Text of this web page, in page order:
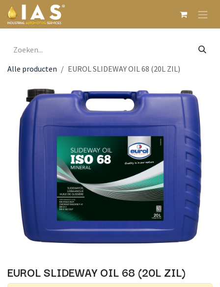
Overslaan naar inhoud
Alle producten EUROL SLIDEWAY OIL 68 (20L ZIL)
EUROL SLIDEWAY OIL 68 (20L ZIL)